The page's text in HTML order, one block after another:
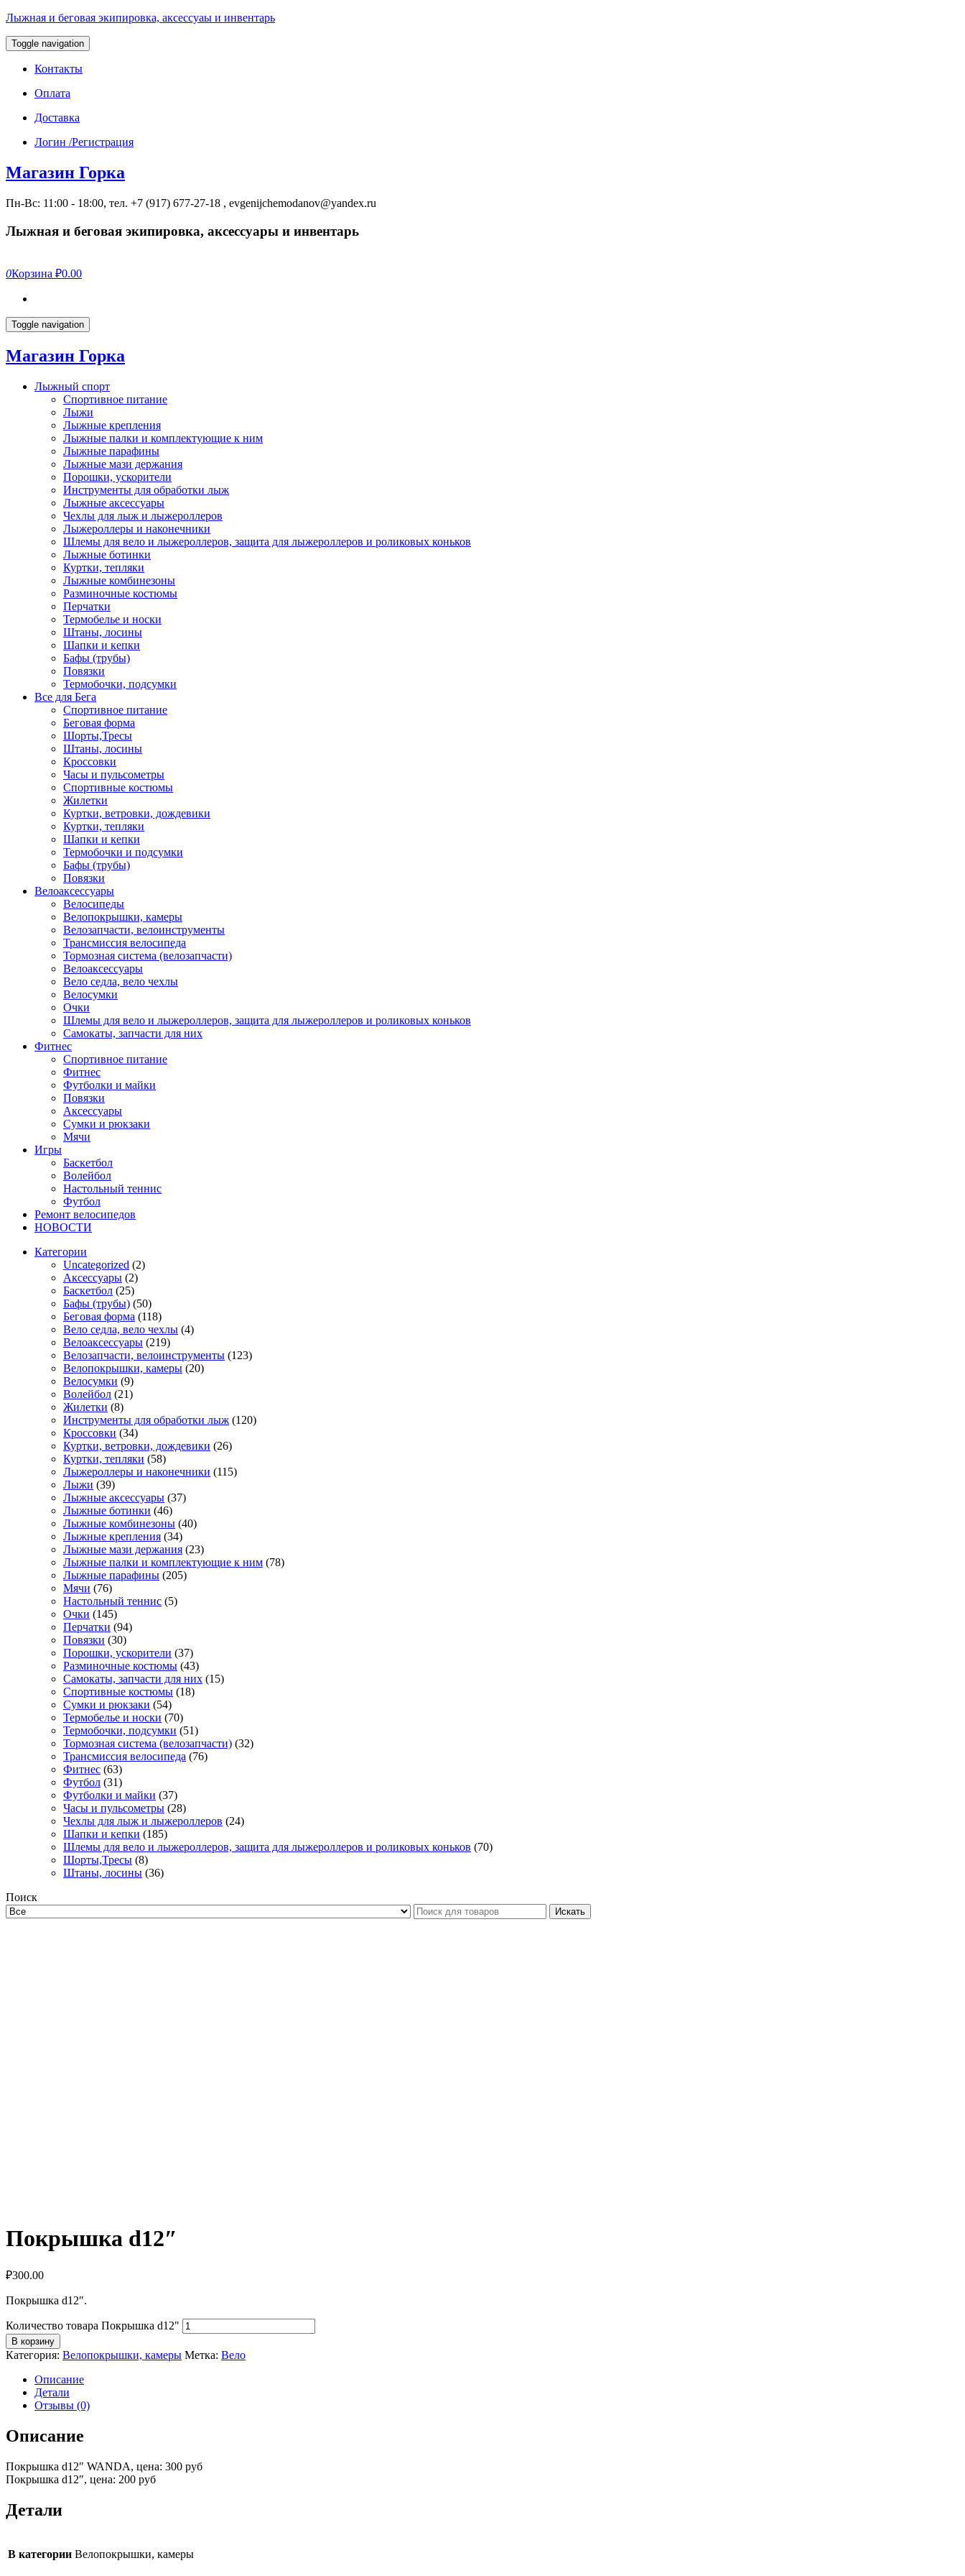
Лыжная и беговая экипировка, аксессуаы и инвентарь
Toggle navigation
Контакты
Оплата
Доставка
Логин /Регистрация
Магазин Горка
Пн-Вс: 11:00 - 18:00, тел. +7 (917) 677-27-18 , evgenijchemodanov@yandex.ru
Лыжная и беговая экипировка, аксессуары и инвентарь
0Корзина ₽0.00
Toggle navigation
Магазин Горка
Лыжный спорт
Спортивное питание
Лыжи
Лыжные крепления
Лыжные палки и комплектующие к ним
Лыжные парафины
Лыжные мази держания
Порошки, ускорители
Инструменты для обработки лыж
Лыжные аксессуары
Чехлы для лыж и лыжероллеров
Лыжероллеры и наконечники
Шлемы для вело и лыжероллеров, защита для лыжероллеров и роликовых коньков
Лыжные ботинки
Куртки, тепляки
Лыжные комбинезоны
Разминочные костюмы
Перчатки
Термобелье и носки
Штаны, лосины
Шапки и кепки
Бафы (трубы)
Повязки
Термобочки, подсумки
Все для Бега
Спортивное питание
Беговая форма
Шорты,Тресы
Штаны, лосины
Кроссовки
Часы и пульсометры
Спортивные костюмы
Жилетки
Куртки, ветровки, дождевики
Куртки, тепляки
Шапки и кепки
Термобочки и подсумки
Бафы (трубы)
Повязки
Велоаксессуары
Велосипеды
Велопокрышки, камеры
Велозапчасти, велоинструменты
Трансмиссия велосипеда
Тормозная система (велозапчасти)
Велоаксессуары
Вело седла, вело чехлы
Велосумки
Очки
Шлемы для вело и лыжероллеров, защита для лыжероллеров и роликовых коньков
Самокаты, запчасти для них
Фитнес
Спортивное питание
Фитнес
Футболки и майки
Повязки
Аксессуары
Сумки и рюкзаки
Мячи
Игры
Баскетбол
Волейбол
Настольный теннис
Футбол
Ремонт велосипедов
НОВОСТИ
Категории
Uncategorized (2)
Аксессуары (2)
Баскетбол (25)
Бафы (трубы) (50)
Беговая форма (118)
Вело седла, вело чехлы (4)
Велоаксессуары (219)
Велозапчасти, велоинструменты (123)
Велопокрышки, камеры (20)
Велосумки (9)
Волейбол (21)
Жилетки (8)
Инструменты для обработки лыж (120)
Кроссовки (34)
Куртки, ветровки, дождевики (26)
Куртки, тепляки (58)
Лыжероллеры и наконечники (115)
Лыжи (39)
Лыжные аксессуары (37)
Лыжные ботинки (46)
Лыжные комбинезоны (40)
Лыжные крепления (34)
Лыжные мази держания (23)
Лыжные палки и комплектующие к ним (78)
Лыжные парафины (205)
Мячи (76)
Настольный теннис (5)
Очки (145)
Перчатки (94)
Повязки (30)
Порошки, ускорители (37)
Разминочные костюмы (43)
Самокаты, запчасти для них (15)
Спортивные костюмы (18)
Сумки и рюкзаки (54)
Термобелье и носки (70)
Термобочки, подсумки (51)
Тормозная система (велозапчасти) (32)
Трансмиссия велосипеда (76)
Фитнес (63)
Футбол (31)
Футболки и майки (37)
Часы и пульсометры (28)
Чехлы для лыж и лыжероллеров (24)
Шапки и кепки (185)
Шлемы для вело и лыжероллеров, защита для лыжероллеров и роликовых коньков (70)
Шорты,Тресы (8)
Штаны, лосины (36)
Поиск
Искать
Покрышка d12″
₽300.00
Покрышка d12″.
Количество товара Покрышка d12"
В корзину
Категория: Велопокрышки, камеры Метка: Вело
Описание
Детали
Отзывы (0)
Описание
Покрышка d12″ WANDA, цена: 300 руб
Покрышка d12″, цена: 200 руб
Детали
В категории Велопокрышки, камеры